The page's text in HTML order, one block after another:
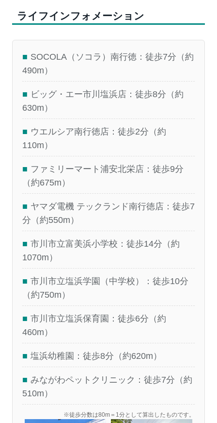
ライフインフォメーション
■ SOCOLA（ソコラ）南行徳：徒歩7分（約
490m）
■ ビッグ・エー市川塩浜店：徒歩8分（約
630m）
■ ウエルシア南行徳店：徒歩2分（約
110m）
■ ファミリーマート浦安北栄店：徒歩9分
（約675m）
■ ヤマダ電機 テックランド南行徳店：徒歩7
分（約550m）
■ 市川市立富美浜小学校：徒歩14分（約
1070m）
■ 市川市立塩浜学園（中学校）：徒歩10分
（約750m）
■ 市川市立塩浜保育園：徒歩6分（約
460m）
■ 塩浜幼稚園：徒歩8分（約620m）
■ みながわペットクリニック：徒歩7分（約
510m）
※徒歩分数は80m＝1分として算出したものです。